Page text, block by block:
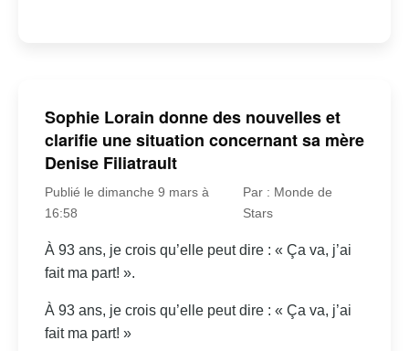
Sophie Lorain donne des nouvelles et
clarifie une situation concernant sa mère
Denise Filiatrault
Publié le dimanche 9 mars à
16:58
Par : Monde de
Stars
À 93 ans, je crois qu’elle peut dire : « Ça va, j’ai
fait ma part! ».
À 93 ans, je crois qu’elle peut dire : « Ça va, j’ai
fait ma part! »